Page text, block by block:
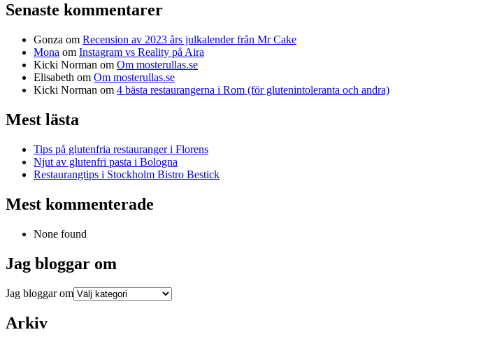
Senaste kommentarer
Gonza om Recension av 2023 års julkalender från Mr Cake
Mona om Instagram vs Reality på Aira
Kicki Norman om Om mosterullas.se
Elisabeth om Om mosterullas.se
Kicki Norman om 4 bästa restaurangerna i Rom (för glutenintoleranta och andra)
Mest lästa
Tips på glutenfria restauranger i Florens
Njut av glutenfri pasta i Bologna
Restaurangtips i Stockholm Bistro Bestick
Mest kommenterade
None found
Jag bloggar om
Jag bloggar om
Arkiv